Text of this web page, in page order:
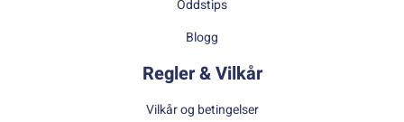
Oddstips
Blogg
Regler & Vilkår
Vilkår og betingelser